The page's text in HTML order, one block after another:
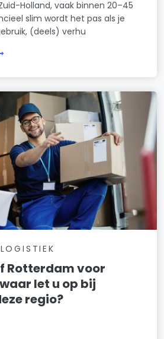
Holland, vaak binnen 20–45
slim wordt het pas als je
(deels) verhu
Rotterdam voor
let u op bij
regio?